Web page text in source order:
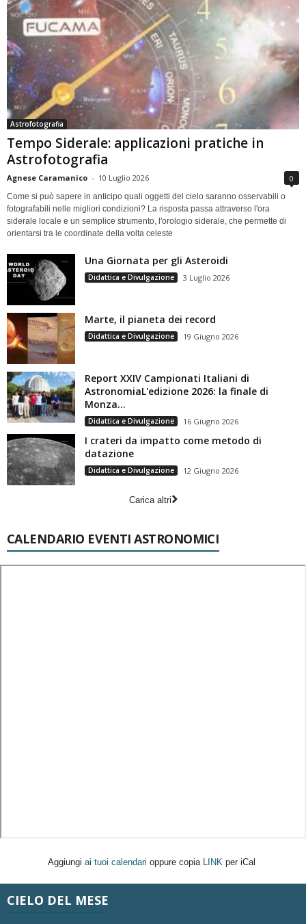
Astrofotografia
Tempo Siderale: applicazioni pratiche in
Astrofotografia
Agnese Caramanico - 10 Luglio 2026 0
Come si può sapere in anticipo quali oggetti del cielo saranno osservabili o
fotografabili nelle migliori condizioni? La risposta passa attraverso l'ora
siderale locale e un semplice strumento, l'orologio siderale, che permette di
orientarsi tra le coordinate della volta celeste
Una Giornata per gli Asteroidi
Didattica e Divulgazione 3 Luglio 2026
Marte, il pianeta dei record
Didattica e Divulgazione 19 Giugno 2026
Report XXIV Campionati Italiani di
AstronomiaL'edizione 2026: la finale di
Monza...
Didattica e Divulgazione 16 Giugno 2026
I crateri da impatto come metodo di
datazione
Didattica e Divulgazione 12 Giugno 2026
Carica altri
CALENDARIO EVENTI ASTRONOMICI
Aggiungi ai tuoi calendari oppure copia LINK per iCal
CIELO DEL MESE